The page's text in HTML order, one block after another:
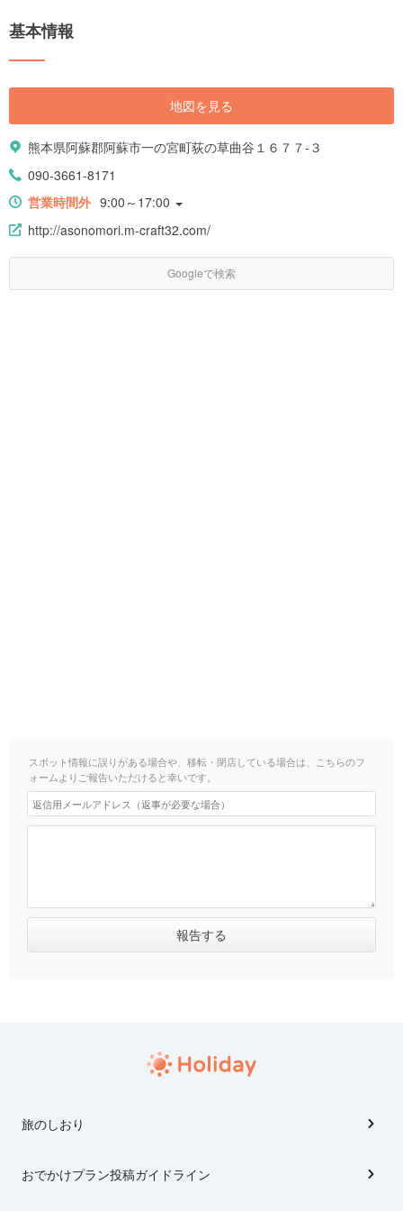
基本情報
地図を見る
熊本県阿蘇郡阿蘇市一の宮町荻の草曲谷１６７７-３
090-3661-8171
営業時間外 9:00～17:00
http://asonomori.m-craft32.com/
Googleで検索
スポット情報に誤りがある場合や、移転・閉店している場合は、こちらのフ
ォームよりご報告いただけると幸いです。
旅のしおり
おでかけプラン投稿ガイドライン